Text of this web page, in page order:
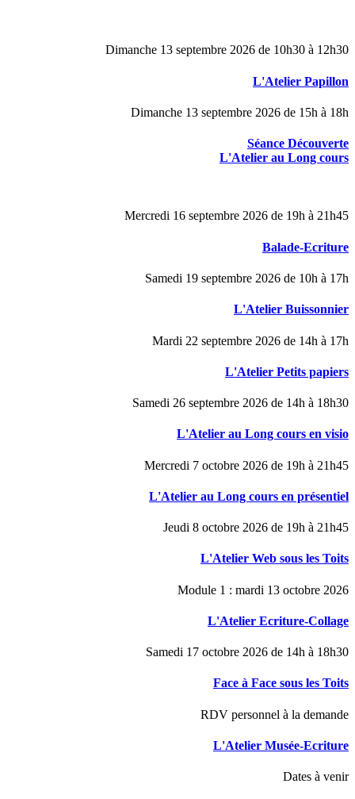
Dimanche 13 septembre 2026 de 10h30 à 12h30
L'Atelier Papillon
Dimanche 13 septembre 2026 de 15h à 18h
Séance Découverte
L'Atelier au Long cours
Mercredi 16 septembre 2026 de 19h à 21h45
Balade-Ecriture
Samedi 19 septembre 2026 de 10h à 17h
L'Atelier Buissonnier
Mardi 22 septembre 2026 de 14h à 17h
L'Atelier Petits papiers
Samedi 26 septembre 2026 de 14h à 18h30
L'Atelier au Long cours en visio
Mercredi 7 octobre 2026 de 19h à 21h45
L'Atelier au Long cours en présentiel
Jeudi 8 octobre 2026 de 19h à 21h45
L'Atelier Web sous les Toits
Module 1 : mardi 13 octobre 2026
L'Atelier Ecriture-Collage
Samedi 17 octobre 2026 de 14h à 18h30
Face à Face sous les Toits
RDV personnel à la demande
L'Atelier Musée-Ecriture
Dates à venir